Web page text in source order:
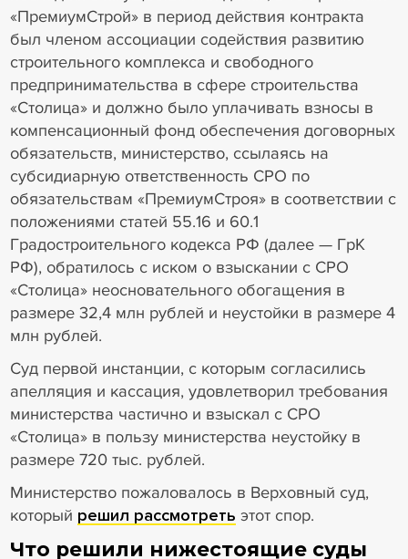
«ПремиумСтрой» в период действия контракта
был членом ассоциации содействия развитию
строительного комплекса и свободного
предпринимательства в сфере строительства
«Столица» и должно было уплачивать взносы в
компенсационный фонд обеспечения договорных
обязательств, министерство, ссылаясь на
субсидиарную ответственность СРО по
обязательствам «ПремиумСтроя» в соответствии с
положениями статей 55.16 и 60.1
Градостроительного кодекса РФ (далее — ГрК
РФ), обратилось с иском о взыскании с СРО
«Столица» неосновательного обогащения в
размере 32,4 млн рублей и неустойки в размере 4
млн рублей.
Суд первой инстанции, с которым согласились
апелляция и кассация, удовлетворил требования
министерства частично и взыскал с СРО
«Столица» в пользу министерства неустойку в
размере 720 тыс. рублей.
Министерство пожаловалось в Верховный суд,
который решил рассмотреть этот спор.
Что решили нижестоящие суды